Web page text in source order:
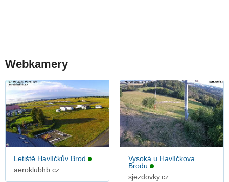
Webkamery
Letiště Havlíčkův Brod
aeroklubhb.cz
Vysoká u Havlíčkova
Brodu
sjezdovky.cz